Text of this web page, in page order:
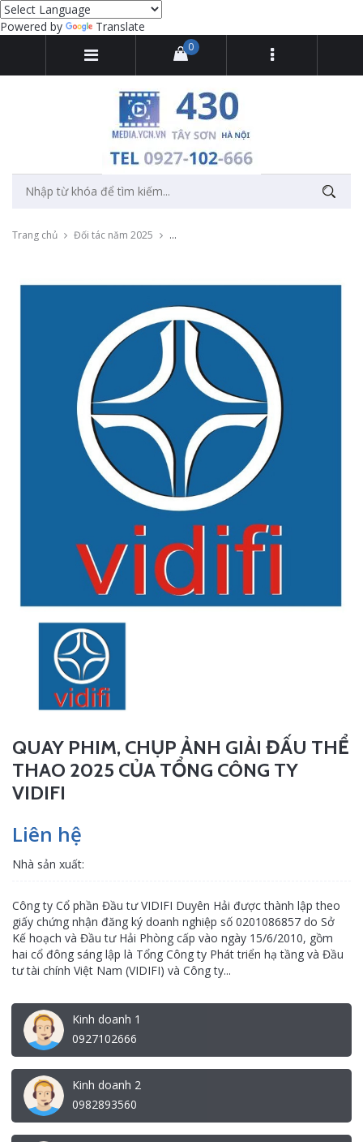
Powered by Translate
0
Trang chủ Đối tác năm 2025 Quay phim, chụp ảnh Giải đấu thể thao
QUAY PHIM, CHỤP ẢNH GIẢI ĐẤU THỂ
THAO 2025 CỦA TỔNG CÔNG TY
VIDIFI
Liên hệ
Nhà sản xuất:
Công ty Cổ phần Đầu tư VIDIFI Duyên Hải được thành lập theo
giấy chứng nhận đăng ký doanh nghiệp số 0201086857 do Sở
Kế hoạch và Đầu tư Hải Phòng cấp vào ngày 15/6/2010, gồm
hai cổ đông sáng lập là Tổng Công ty Phát triển hạ tầng và Đầu
tư tài chính Việt Nam (VIDIFI) và Công ty...
Kinh doanh 1
0927102666
Kinh doanh 2
0982893560